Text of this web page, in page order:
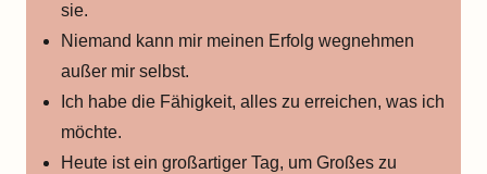
sie.
Niemand kann mir meinen Erfolg wegnehmen
außer mir selbst.
Ich habe die Fähigkeit, alles zu erreichen, was ich
möchte.
Heute ist ein großartiger Tag, um Großes zu